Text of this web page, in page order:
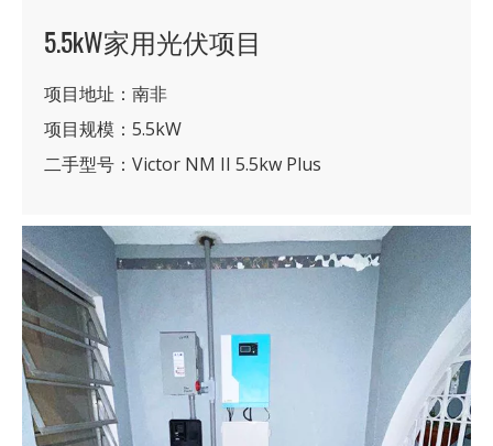
5.5kW家用光伏项目
项目地址：南非
项目规模：5.5kW
二手型号：Victor NM II 5.5kw Plus